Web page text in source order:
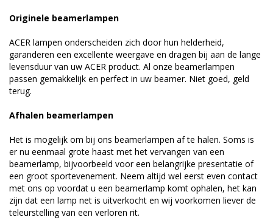
Originele beamerlampen
ACER lampen onderscheiden zich door hun helderheid,
garanderen een excellente weergave en dragen bij aan de lange
levensduur van uw ACER product. Al onze beamerlampen
passen gemakkelijk en perfect in uw beamer. Niet goed, geld
terug.
Afhalen beamerlampen
Het is mogelijk om bij ons beamerlampen af te halen. Soms is
er nu eenmaal grote haast met het vervangen van een
beamerlamp, bijvoorbeeld voor een belangrijke presentatie of
een groot sportevenement. Neem altijd wel eerst even contact
met ons op voordat u een beamerlamp komt ophalen, het kan
zijn dat een lamp net is uitverkocht en wij voorkomen liever de
teleurstelling van een verloren rit.